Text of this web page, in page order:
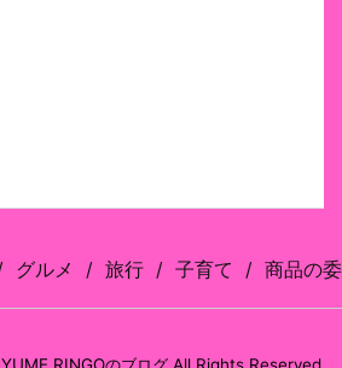
グルメ 旅行 子育て 商品の